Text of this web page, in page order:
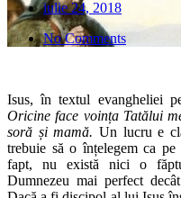
iulie 24, 2018
No Comments
Isus, în textul evangheliei
Oricine face voința Tatălui
soră și mamă. Un lucru e
trebuie să o înțelegem ca
fapt, nu există nici o
Dumnezeu mai perfect